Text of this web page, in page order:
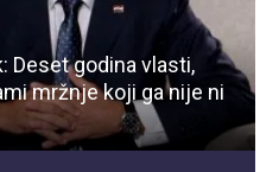
Deset godina vlasti,
mržnje koji ga nije ni